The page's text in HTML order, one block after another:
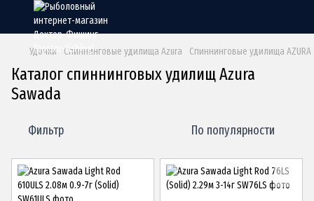
Удочки Спиннинговые удилища Azura Спиннинговые удилища AZURA
Каталог спиннинговых удилищ Azura
Sawada
Фильтр По популярности